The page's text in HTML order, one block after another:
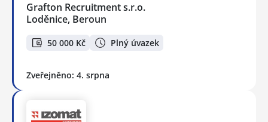
Grafton Recruitment s.r.o.
Loděnice, Beroun
50 000 Kč Plný úvazek
Zveřejněno: 4. srpna